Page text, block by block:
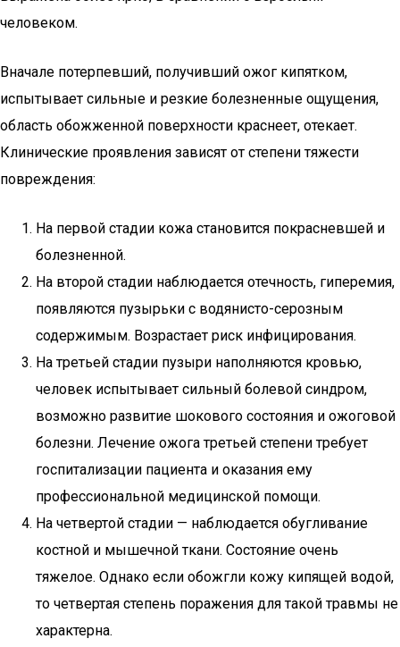
человеком.
Вначале потерпевший, получивший ожог кипятком,
испытывает сильные и резкие болезненные ощущения,
область обожженной поверхности краснеет, отекает.
Клинические проявления зависят от степени тяжести
повреждения:
На первой стадии кожа становится покрасневшей и
болезненной.
На второй стадии наблюдается отечность, гиперемия,
появляются пузырьки с водянисто-серозным
содержимым. Возрастает риск инфицирования.
На третьей стадии пузыри наполняются кровью,
человек испытывает сильный болевой синдром,
возможно развитие шокового состояния и ожоговой
болезни. Лечение ожога третьей степени требует
госпитализации пациента и оказания ему
профессиональной медицинской помощи.
На четвертой стадии — наблюдается обугливание
костной и мышечной ткани. Состояние очень
тяжелое. Однако если обожгли кожу кипящей водой,
то четвертая степень поражения для такой травмы не
характерна.